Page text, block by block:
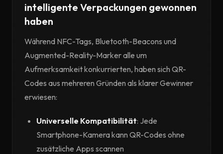
intelligente Verpackungen gewonnen
haben
Während NFC-Tags, Bluetooth-Beacons und
Augmented-Reality-Marker alle um
Aufmerksamkeit konkurrierten, haben sich QR-
Codes aus mehreren Gründen als klarer Gewinner
erwiesen:
Universelle Kompatibilität: Jede
Smartphone-Kamera kann QR-Codes ohne
zusätzliche Apps scannen